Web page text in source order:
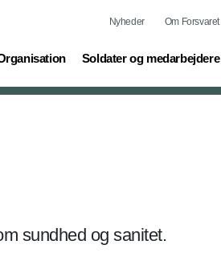
Nyheder Om Forsvaret
Soldater og medarbejdere
(current)
sundhed og sanitet.